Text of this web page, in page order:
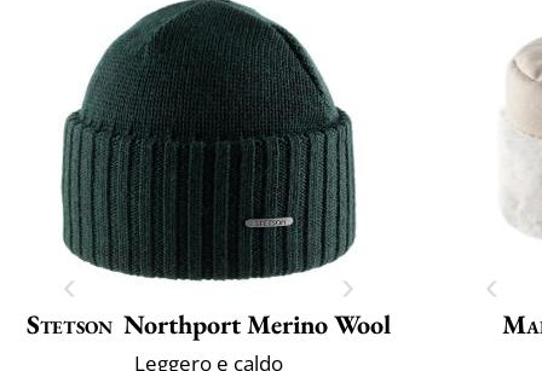
Stetson Northport Merino Wool
Leggero e caldo